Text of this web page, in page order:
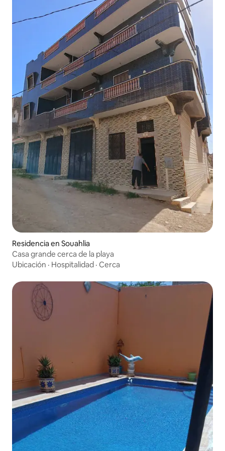
Residencia en Souahlia
Casa grande cerca de la playa
Ubicación · Hospitalidad · Cerca